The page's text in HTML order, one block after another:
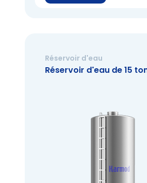
Réservoir d'eau
Réservoir d'eau de 15